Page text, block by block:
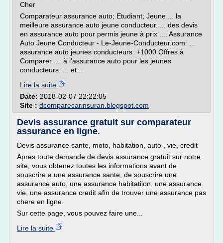
Cher
Comparateur assurance auto; Etudiant; Jeune ... la
meilleure assurance auto jeune conducteur. ... des devis
en assurance auto pour permis jeune à prix .... Assurance
Auto Jeune Conducteur - Le-Jeune-Conducteur.com: ...
assurance auto jeunes conducteurs. +1000 Offres à
Comparer. ... à l’assurance auto pour les jeunes
conducteurs. ... et...
Lire la suite
Date: 2018-02-07 22:22:05
Site : dcomparecarinsuran.blogspot.com
Devis assurance gratuit sur comparateur
assurance en ligne.
Devis assurance sante, moto, habitation, auto , vie, credit
Apres toute demande de devis assurance gratuit sur notre
site, vous obtenez toutes les informations avant de
souscrire a une assurance sante, de souscrire une
assurance auto, une assurance habitatiion, une assurance
vie, une assurance credit afin de trouver une assurance pas
chere en ligne.
Sur cette page, vous pouvez faire une...
Lire la suite